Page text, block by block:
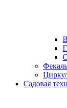
Садовая